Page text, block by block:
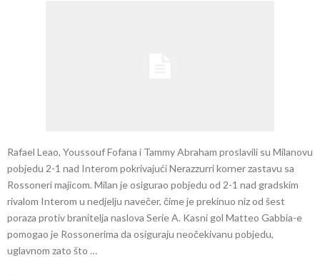
Rafael Leao, Youssouf Fofana i Tammy Abraham proslavili su Milanovu
pobjedu 2-1 nad Interom pokrivajući Nerazzurri korner zastavu sa
Rossoneri majicom. Milan je osigurao pobjedu od 2-1 nad gradskim
rivalom Interom u nedjelju navečer, čime je prekinuo niz od šest
poraza protiv branitelja naslova Serie A. Kasni gol Matteo Gabbia-e
pomogao je Rossonerima da osiguraju neočekivanu pobjedu,
uglavnom zato što …